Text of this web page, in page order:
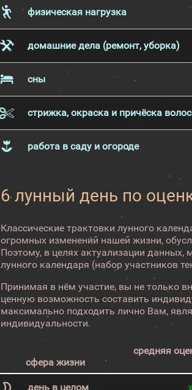
физическая нагрузка
домашние дела (ремонт, уборка)
сны
стрижка, окраска и причёска волос
работа в саду и огороде
6 лунный день по
Классические трактовки лунного
огромных изменений нашей жизни,
Поэтому, в целях актуализации
лунного календаря (набор участников
Принимая в нём участие, вы не только
ценную возможность составить
максимально подходить лично Вам,
индивидуальности.
сфера жизни
средняя
день в целом